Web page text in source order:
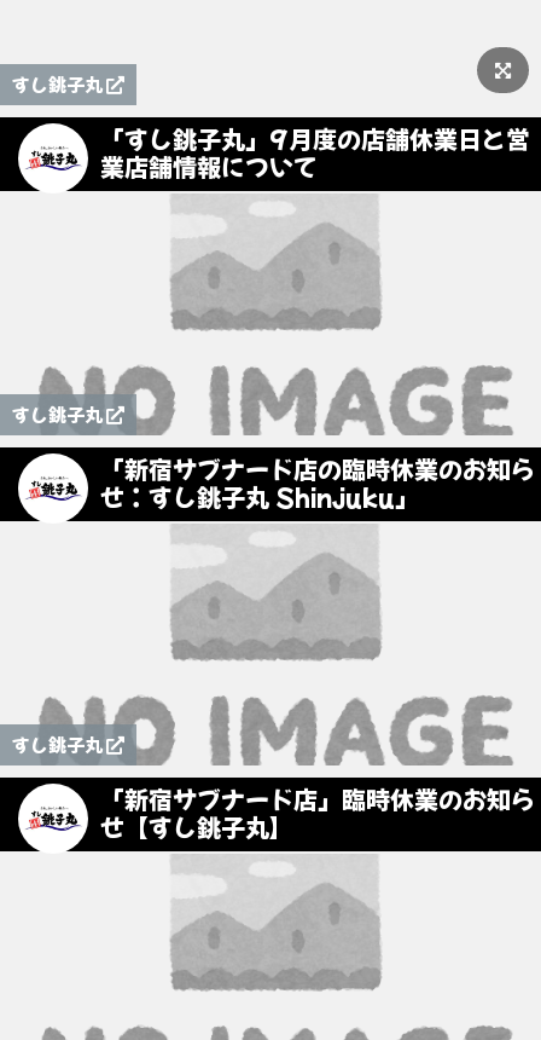
すし銚子丸
「すし銚子丸」9月度の店舗休業日と営
業店舗情報について
すし銚子丸
「新宿サブナード店の臨時休業のお知ら
せ：すし銚子丸 Shinjuku」
すし銚子丸
「新宿サブナード店」臨時休業のお知ら
せ【すし銚子丸】